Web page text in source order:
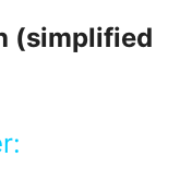
(simplified